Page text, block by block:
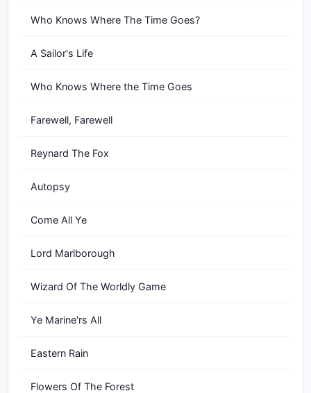
Who Knows Where The Time Goes?
A Sailor's Life
Who Knows Where the Time Goes
Farewell, Farewell
Reynard The Fox
Autopsy
Come All Ye
Lord Marlborough
Wizard Of The Worldly Game
Ye Marine'rs All
Eastern Rain
Flowers Of The Forest